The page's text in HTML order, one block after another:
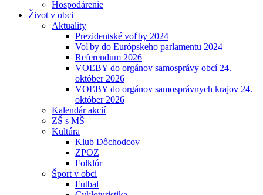
Hospodárenie
Život v obci
Aktuality
Prezidentské voľby 2024
Voľby do Európskeho parlamentu 2024
Referendum 2026
VOĽBY do orgánov samosprávy obcí 24.
október 2026
VOĽBY do orgánov samosprávnych krajov 24.
október 2026
Kalendár akcií
ZŠ s MŠ
Kultúra
Klub Dôchodcov
ZPOZ
Folklór
Šport v obci
Futbal